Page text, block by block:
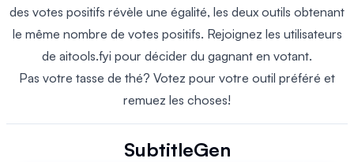
des votes positifs révèle une égalité, les deux outils obtenant
le même nombre de votes positifs. Rejoignez les utilisateurs
de aitools.fyi pour décider du gagnant en votant.
Pas votre tasse de thé? Votez pour votre outil préféré et
remuez les choses!
SubtitleGen